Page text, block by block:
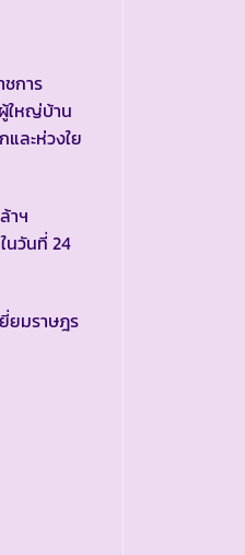
การ
ใหญ่บ้าน
ละห่วงใย
าฯ
นวันที่ 24
ยมราษฎร